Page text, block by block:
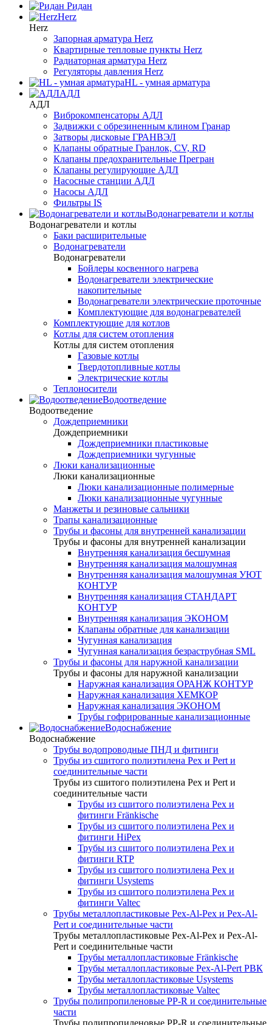
Ридан
Herz
Herz
Запорная арматура Herz
Квартирные тепловые пункты Herz
Радиаторная арматура Herz
Регуляторы давления Herz
HL - умная арматура
АДЛ
АДЛ
Виброкомпенсаторы АДЛ
Задвижки с обрезиненным клином Гранар
Затворы дисковые ГРАНВЭЛ
Клапаны обратные Гранлок, CV, RD
Клапаны предохранительные Прегран
Клапаны регулирующие АДЛ
Насосные станции АДЛ
Насосы АДЛ
Фильтры IS
Водонагреватели и котлы
Водонагреватели и котлы
Баки расширительные
Водонагреватели
Водонагреватели
Бойлеры косвенного нагрева
Водонагреватели электрические
накопительные
Водонагреватели электрические проточные
Комплектующие для водонагревателей
Комплектующие для котлов
Котлы для систем отопления
Котлы для систем отопления
Газовые котлы
Твердотопливные котлы
Электрические котлы
Теплоносители
Водоотведение
Водоотведение
Дождеприемники
Дождеприемники
Дождеприемники пластиковые
Дождеприемники чугунные
Люки канализационные
Люки канализационные
Люки канализационные полимерные
Люки канализационные чугунные
Манжеты и резиновые сальники
Трапы канализационные
Трубы и фасоны для внутренней канализации
Трубы и фасоны для внутренней канализации
Внутренняя канализация бесшумная
Внутренняя канализация малошумная
Внутренняя канализация малошумная УЮТ
КОНТУР
Внутренняя канализация СТАНДАРТ
КОНТУР
Внутренняя канализация ЭКОНОМ
Клапаны обратные для канализации
Чугунная канализация
Чугунная канализация безраструбная SML
Трубы и фасоны для наружной канализации
Трубы и фасоны для наружной канализации
Наружная канализация ОРАНЖ КОНТУР
Наружная канализация ХЕМКОР
Наружная канализация ЭКОНОМ
Трубы гофрированные канализационные
Водоснабжение
Водоснабжение
Трубы водопроводные ПНД и фитинги
Трубы из сшитого полиэтилена Pex и Pert и
соединительные части
Трубы из сшитого полиэтилена Pex и Pert и
соединительные части
Трубы из сшитого полиэтилена Pex и
фитинги Fränkische
Трубы из сшитого полиэтилена Pex и
фитинги HiPex
Трубы из сшитого полиэтилена Pex и
фитинги RTP
Трубы из сшитого полиэтилена Pex и
фитинги Usystems
Трубы из сшитого полиэтилена Pex и
фитинги Valtec
Трубы металлопластиковые Pex-Al-Pex и Pex-Al-
Pert и соединительные части
Трубы металлопластиковые Pex-Al-Pex и Pex-Al-
Pert и соединительные части
Трубы металлопластиковые Fränkische
Трубы металлопластиковые Pex-Al-Pert РВК
Трубы металлопластиковые Usystems
Трубы металлопластиковые Valtec
Трубы полипропиленовые PP-R и соединительные
части
Трубы полипропиленовые PP-R и соединительные